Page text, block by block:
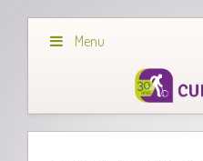
Menu